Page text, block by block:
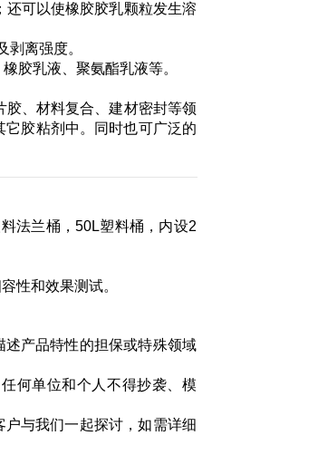
可以使橡胶胶乳颗粒发生溶
剥离强度。
胶乳液、聚氨酯乳液等。
、材料复合、建材密封等领
胶粘剂中。同时也可广泛的
法兰桶，50L塑料桶，内设2
性和效果测试。
产品特性的担保或特殊领域
何单位和个人不得抄袭、模
与我们一起探讨，如需详细